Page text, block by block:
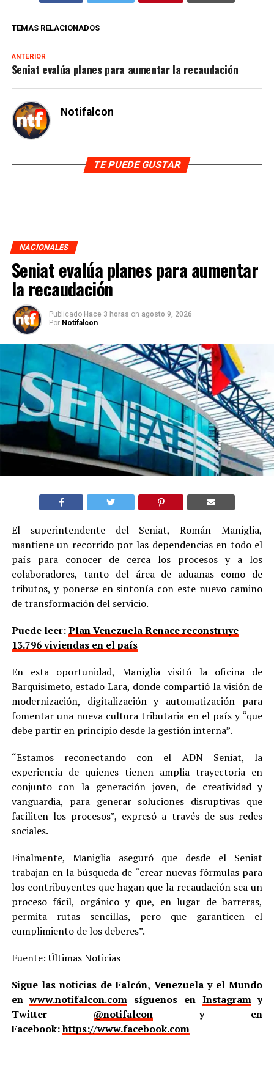
TEMAS RELACIONADOS
ANTERIOR
Seniat evalúa planes para aumentar la recaudación
Notifalcon
TE PUEDE GUSTAR
NACIONALES
Seniat evalúa planes para aumentar
la recaudación
Publicado Hace 3 horas on agosto 9, 2026
Por Notifalcon
El superintendente del Seniat, Román Maniglia,
mantiene un recorrido por las dependencias en todo el
país para conocer de cerca los procesos y a los
colaboradores, tanto del área de aduanas como de
tributos, y ponerse en sintonía con este nuevo camino
de transformación del servicio.
Puede leer:Plan Venezuela Renace reconstruye
13.796 viviendas en el país
En esta oportunidad, Maniglia visitó la oficina de
Barquisimeto, estado Lara, donde compartió la visión de
modernización, digitalización y automatización para
fomentar una nueva cultura tributaria en el país y “que
debe partir en principio desde la gestión interna”.
“Estamos reconectando con el ADN Seniat, la
experiencia de quienes tienen amplia trayectoria en
conjunto con la generación joven, de creatividad y
vanguardia, para generar soluciones disruptivas que
faciliten los procesos”, expresó a través de sus redes
sociales.
Finalmente, Maniglia aseguró que desde el Seniat
trabajan en la búsqueda de “crear nuevas fórmulas para
los contribuyentes que hagan que la recaudación sea un
proceso fácil, orgánico y que, en lugar de barreras,
permita rutas sencillas, pero que garanticen el
cumplimiento de los deberes”.
Fuente: Últimas Noticias
Sigue las noticias de Falcón, Venezuela y el Mundo
enwww.notifalcon.com síguenos en Instagramy
Twitter @notifalcony en
Facebook:https://www.facebook.com